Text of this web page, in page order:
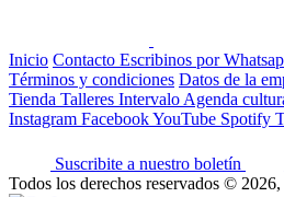
Inicio Contacto Escribinos por
Términos y condiciones Datos de la
Tienda Talleres Intervalo Agenda
Instagram FacebookYouTube Spotify
Suscribite a nuestro boletín
Todos los derechos reservados ©